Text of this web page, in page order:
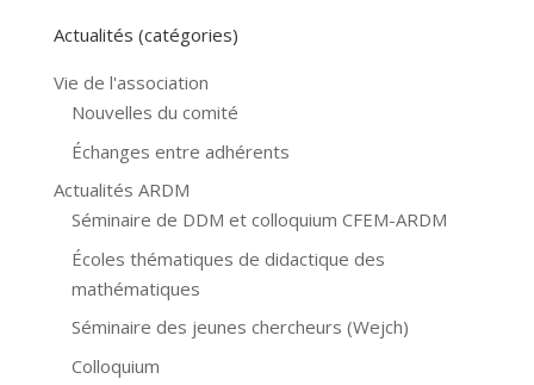
Actualités (catégories)
Vie de l'association
Nouvelles du comité
Échanges entre adhérents
Actualités ARDM
Séminaire de DDM et colloquium CFEM-ARDM
Écoles thématiques de didactique des
mathématiques
Séminaire des jeunes chercheurs (Wejch)
Colloquium